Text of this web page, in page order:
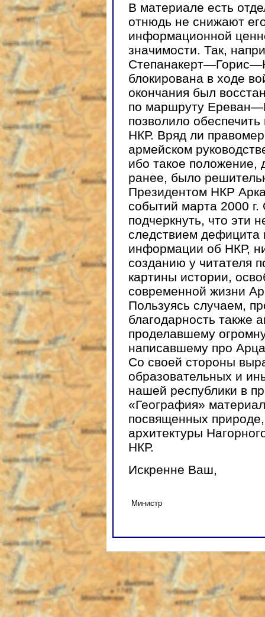
В материале есть
отнюдь не снижают
информационной
значимости. Так,
блокирована в ходе
окончания был
по маршруту
позволило
НКР. Вряд ли
армейском
ибо такое положение,
ранее, было
Президентом НКР
событий марта 2000
подчеркнуть, что эти
следствием дефицита
информации об НКР,
созданию у читателя
картины истории,
современной жизни
Пользуясь случаем,
благодарность также
проделавшему
написавшему про
Со своей стороны
образовательных и
нашей республики в
«География»
посвященных
архитектуры
НКР.
Искренне Ваш,
Министр